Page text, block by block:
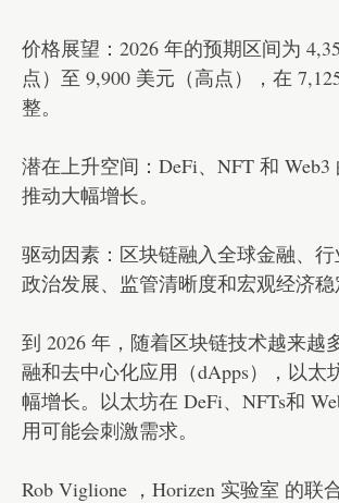
价格展望：2026 年的预期区间为
点）至 9,900 美元（高点），在
整。
潜在上升空间：DeFi、NFT 和
推动大幅增长。
驱动因素：区块链融入全球金融、
政治发展、监管清晰度和宏观经济稳
到 2026 年，随着区块链技术越来越
融和去中心化应用（dApps），以太
幅增长。以太坊在 DeFi、NFTs和
用可能会刺激需求。
Rob Viglione ，Horizen 实验室 的联